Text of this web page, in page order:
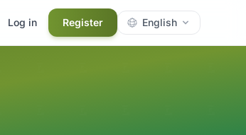
Log in Register English